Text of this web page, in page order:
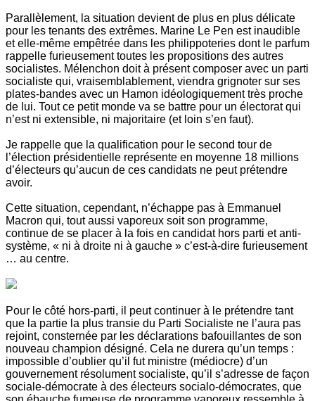
Parallèlement, la situation devient de plus en plus délicate
pour les tenants des extrêmes. Marine Le Pen est inaudible
et elle-même empêtrée dans les philippoteries dont le parfum
rappelle furieusement toutes les propositions des autres
socialistes. Mélenchon doit à présent composer avec un parti
socialiste qui, vraisemblablement, viendra grignoter sur ses
plates-bandes avec un Hamon idéologiquement très proche
de lui. Tout ce petit monde va se battre pour un électorat qui
n’est ni extensible, ni majoritaire (et loin s’en faut).
Je rappelle que la qualification pour le second tour de
l’élection présidentielle représente en moyenne 18 millions
d’électeurs qu’aucun de ces candidats ne peut prétendre
avoir.
Cette situation, cependant, n’échappe pas à Emmanuel
Macron qui, tout aussi vaporeux soit son programme,
continue de se placer à la fois en candidat hors parti et anti-
système, « ni à droite ni à gauche » c’est-à-dire furieusement
… au centre.
Pour le côté hors-parti, il peut continuer à le prétendre tant
que la partie la plus transie du Parti Socialiste ne l’aura pas
rejoint, consternée par les déclarations bafouillantes de son
nouveau champion désigné. Cela ne durera qu’un temps :
impossible d’oublier qu’il fut ministre (médiocre) d’un
gouvernement résolument socialiste, qu’il s’adresse de façon
sociale-démocrate à des électeurs socialo-démocrates, que